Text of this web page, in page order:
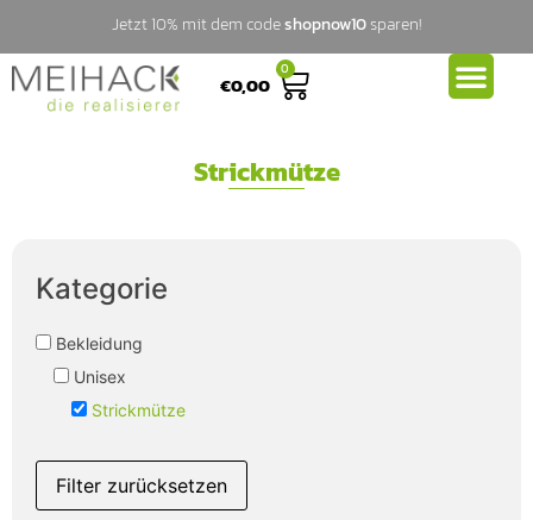
Jetzt 10% mit dem codeshopnow10sparen!
€0,00
0
Strickmütze
Kategorie
Bekleidung
Unisex
Strickmütze
Filter zurücksetzen